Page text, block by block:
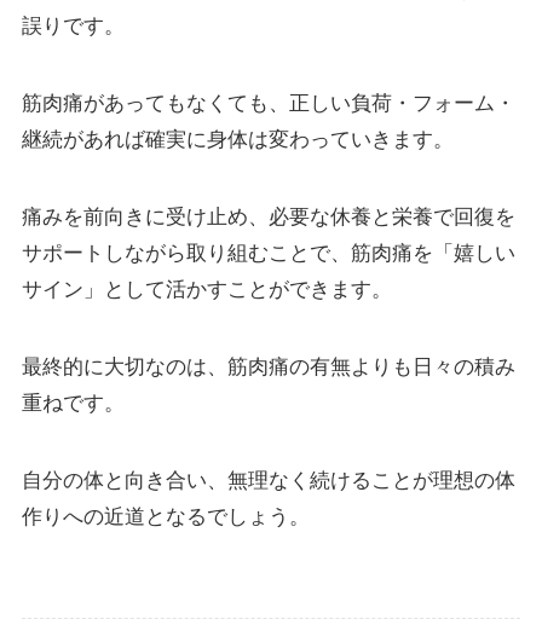
誤りです。
筋肉痛があってもなくても、正しい負荷・フォーム・
継続があれば確実に身体は変わっていきます。
痛みを前向きに受け止め、必要な休養と栄養で回復を
サポートしながら取り組むことで、筋肉痛を「嬉しい
サイン」として活かすことができます。
最終的に大切なのは、筋肉痛の有無よりも日々の積み
重ねです。
自分の体と向き合い、無理なく続けることが理想の体
作りへの近道となるでしょう。